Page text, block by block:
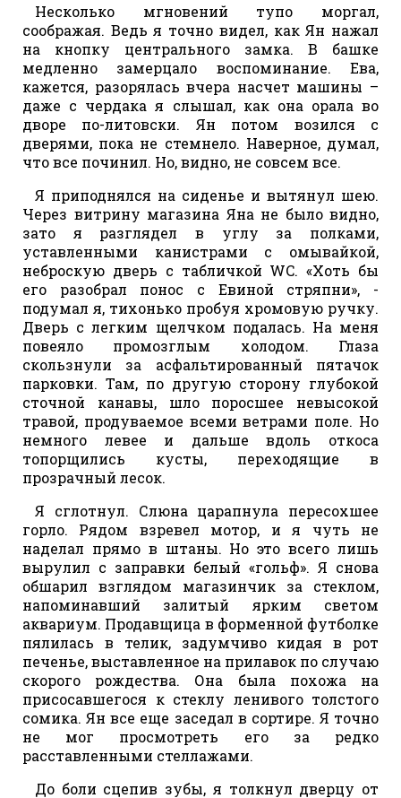
Несколько мгновений тупо моргал,
соображая. Ведь я точно видел, как Ян нажал
на кнопку центрального замка. В башке
медленно замерцало воспоминание. Ева,
кажется, разорялась вчера насчет машины –
даже с чердака я слышал, как она орала во
дворе по-литовски. Ян потом возился с
дверями, пока не стемнело. Наверное, думал,
что все починил. Но, видно, не совсем все.
Я приподнялся на сиденье и вытянул шею.
Через витрину магазина Яна не было видно,
зато я разглядел в углу за полками,
уставленными канистрами с омывайкой,
неброскую дверь с табличкой WC. «Хоть бы
его разобрал понос с Евиной стряпни», -
подумал я, тихонько пробуя хромовую ручку.
Дверь с легким щелчком подалась. На меня
повеяло промозглым холодом. Глаза
скользнули за асфальтированный пятачок
парковки. Там, по другую сторону глубокой
сточной канавы, шло поросшее невысокой
травой, продуваемое всеми ветрами поле. Но
немного левее и дальше вдоль откоса
топорщились кусты, переходящие в
прозрачный лесок.
Я сглотнул. Слюна царапнула пересохшее
горло. Рядом взревел мотор, и я чуть не
наделал прямо в штаны. Но это всего лишь
вырулил с заправки белый «гольф». Я снова
обшарил взглядом магазинчик за стеклом,
напоминавший залитый ярким светом
аквариум. Продавщица в форменной футболке
пялилась в телик, задумчиво кидая в рот
печенье, выставленное на прилавок по случаю
скорого рождества. Она была похожа на
присосавшегося к стеклу ленивого толстого
сомика. Ян все еще заседал в сортире. Я точно
не мог просмотреть его за редко
расставленными стеллажами.
До боли сцепив зубы, я толкнул дверцу от